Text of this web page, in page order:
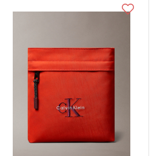
One size